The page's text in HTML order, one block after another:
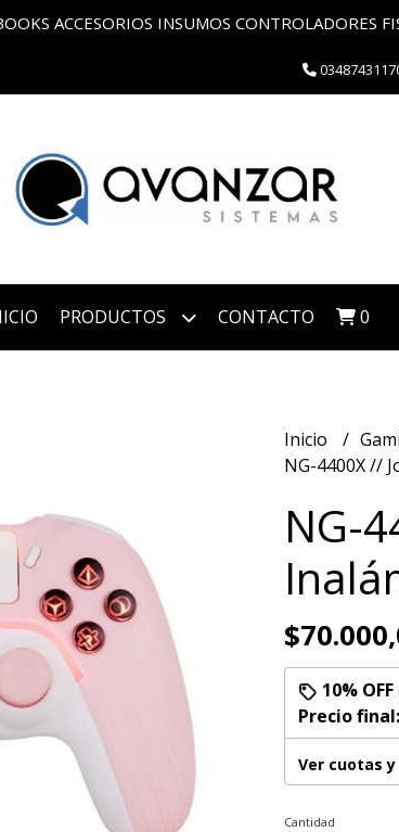
ACCESORIOS INSUMOS CONTROLADORES
PRODUCTOS CONTACTO 0
Inicio
NG-4400X //
NG-
10% OFF
Precio final:
Ver cuotas
Cantidad